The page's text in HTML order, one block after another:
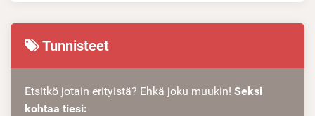
Tunnisteet
Etsitkö jotain erityistä? Ehkä joku muukin! Seksi
kohtaa tiesi: